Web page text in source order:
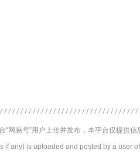
网易号”用户上传并发布，本平台仅提供信
any) is uploaded and posted by a user